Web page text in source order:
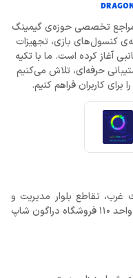
یکی از مراجع تخصصی حوزه‌ی گیمینگ
کنسول‌های بازی، تجهیزات
آغاز کرده است. ما با تکیه
حرفه‌ای، تلاش می‌کنیم
کاربران فراهم کنیم.
تقاطع بلوار مدیریت و
شاپ